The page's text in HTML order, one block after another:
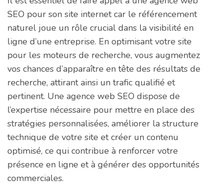
SEO pour son site internet car le référencement
naturel joue un rôle crucial dans la visibilité en
ligne d’une entreprise. En optimisant votre site
pour les moteurs de recherche, vous augmentez
vos chances d’apparaître en tête des résultats de
recherche, attirant ainsi un trafic qualifié et
pertinent. Une agence web SEO dispose de
l’expertise nécessaire pour mettre en place des
stratégies personnalisées, améliorer la structure
technique de votre site et créer un contenu
optimisé, ce qui contribue à renforcer votre
présence en ligne et à générer des opportunités
commerciales.